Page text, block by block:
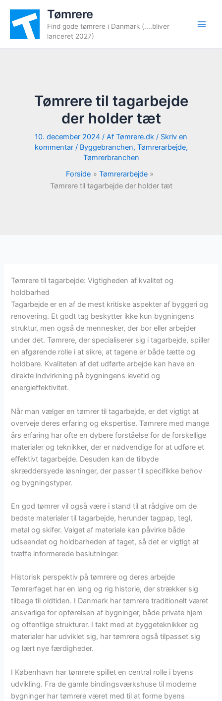
indholdet
Tømrere
Find gode tømrere i Danmark (....bliver
lanceret 2027)
Tømrere til tagarbejde
der holder tæt
10. december 2024 / Af Tømrere.dk / Skriv en
kommentar / Byggebranchen, Tømrerarbejde,
Tømrerbranchen
Forside
Tømrerarbejde
Tømrere til tagarbejde der holder tæt
Tømrere til tagarbejde: Vigtigheden af kvalitet og
holdbarhed
Tagarbejde er en af de mest kritiske aspekter af byggeri og
renovering. Et godt tag beskytter ikke kun bygningens
struktur, men også de mennesker, der bor eller arbejder
under det. Tømrere, der specialiserer sig i tagarbejde, spiller
en afgørende rolle i at sikre, at tagene er både tætte og
holdbare. Kvaliteten af det udførte arbejde kan have en
direkte indvirkning på bygningens levetid og
energieffektivitet.
Når man vælger en tømrer til tagarbejde, er det vigtigt at
overveje deres erfaring og ekspertise. Tømrere med mange
års erfaring har ofte en dybere forståelse for de forskellige
materialer og teknikker, der er nødvendige for at udføre et
effektivt tagarbejde. Desuden kan de tilbyde
skræddersyede løsninger, der passer til specifikke behov
og bygningstyper.
En god tømrer vil også være i stand til at rådgive om de
bedste materialer til tagarbejde, herunder tagpap, tegl,
metal og skifer. Valget af materiale kan påvirke både
udseendet og holdbarheden af taget, så det er vigtigt at
træffe informerede beslutninger.
Historisk perspektiv på tømrere og deres arbejde
Tømrerfaget har en lang og rig historie, der strækker sig
tilbage til oldtiden. I Danmark har tømrere traditionelt været
ansvarlige for opførelsen af bygninger, både private hjem
og offentlige strukturer. I takt med at byggeteknikker og
materialer har udviklet sig, har tømrere også tilpasset sig
og lært nye færdigheder.
I København har tømrere spillet en central rolle i byens
udvikling. Fra de gamle bindingsværkshuse til moderne
bygninger har tømrere været med til at forme byens